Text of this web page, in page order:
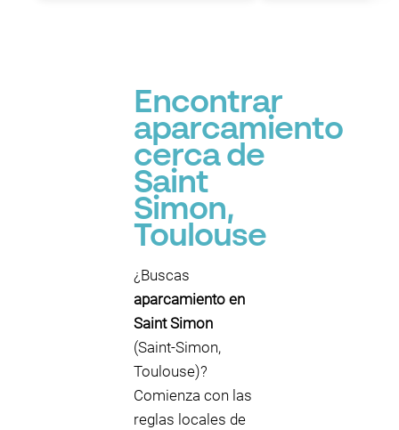
Encontrar
aparcamiento
cerca de
Saint
Simon,
Toulouse
¿Buscas
aparcamiento en
Saint Simon
(Saint‑Simon,
Toulouse)?
Comienza con las
reglas locales de